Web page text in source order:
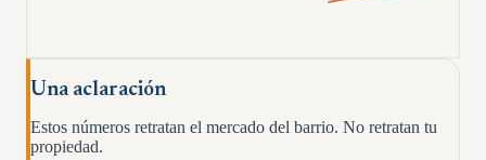
Una aclaración
Estos números retratan el mercado del barrio. No retratan tu
propiedad.